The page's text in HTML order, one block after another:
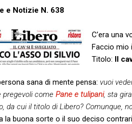
e Notizie N. 638
C’era una
Faccio mio
Titolo: Il
sana di mente pensa: vuoi
pregevoli come Pane e tulipani, sta
da cui il titolo di Libero? Comunque,
la buona sorte o il suo deciso